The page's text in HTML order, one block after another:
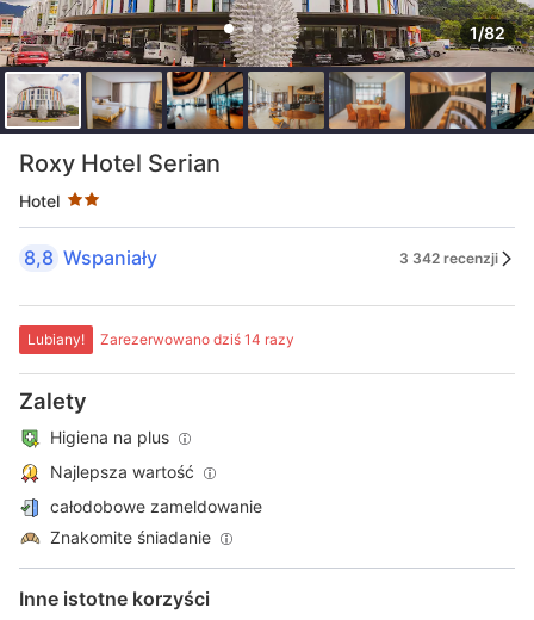
1/82
Roxy Hotel Serian
Hotel
Liczba gwiazdek: 2
8,8 Wspaniały 3 342 recenzji
Lubiany! Zarezerwowano dziś 14 razy
Zalety
Higiena na plus
Najlepsza wartość
całodobowe zameldowanie
Znakomite śniadanie
Inne istotne korzyści